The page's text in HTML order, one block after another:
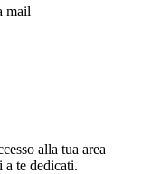
mail
alla tua area
a te dedicati.